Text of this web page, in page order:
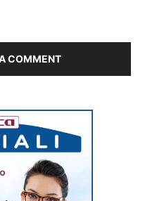
COMMENT